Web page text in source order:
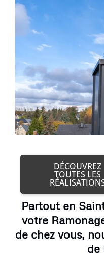
DÉCOUVREZ
TOUTES LES
Partout en
votre
de chez vous,
de